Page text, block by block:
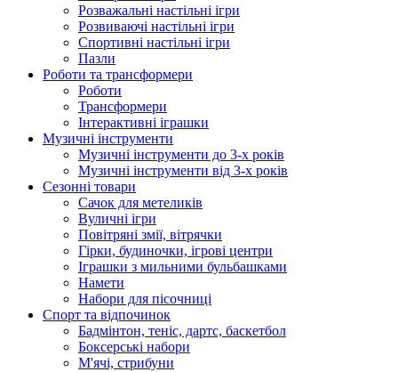
Розважальні настільні ігри
Розвиваючі настільні ігри
Спортивні настільні ігри
Пазли
Роботи та трансформери
Роботи
Трансформери
Інтерактивні іграшки
Музичні інструменти
Музичні інструменти до 3-х років
Музичні інструменти від 3-х років
Сезонні товари
Сачок для метеликів
Вуличні ігри
Повітряні змії, вітрячки
Гірки, будиночки, ігрові центри
Іграшки з мильними бульбашками
Намети
Набори для пісочниці
Спорт та відпочинок
Бадмінтон, теніс, дартс, баскетбол
Боксерські набори
М'ячі, стрибуни